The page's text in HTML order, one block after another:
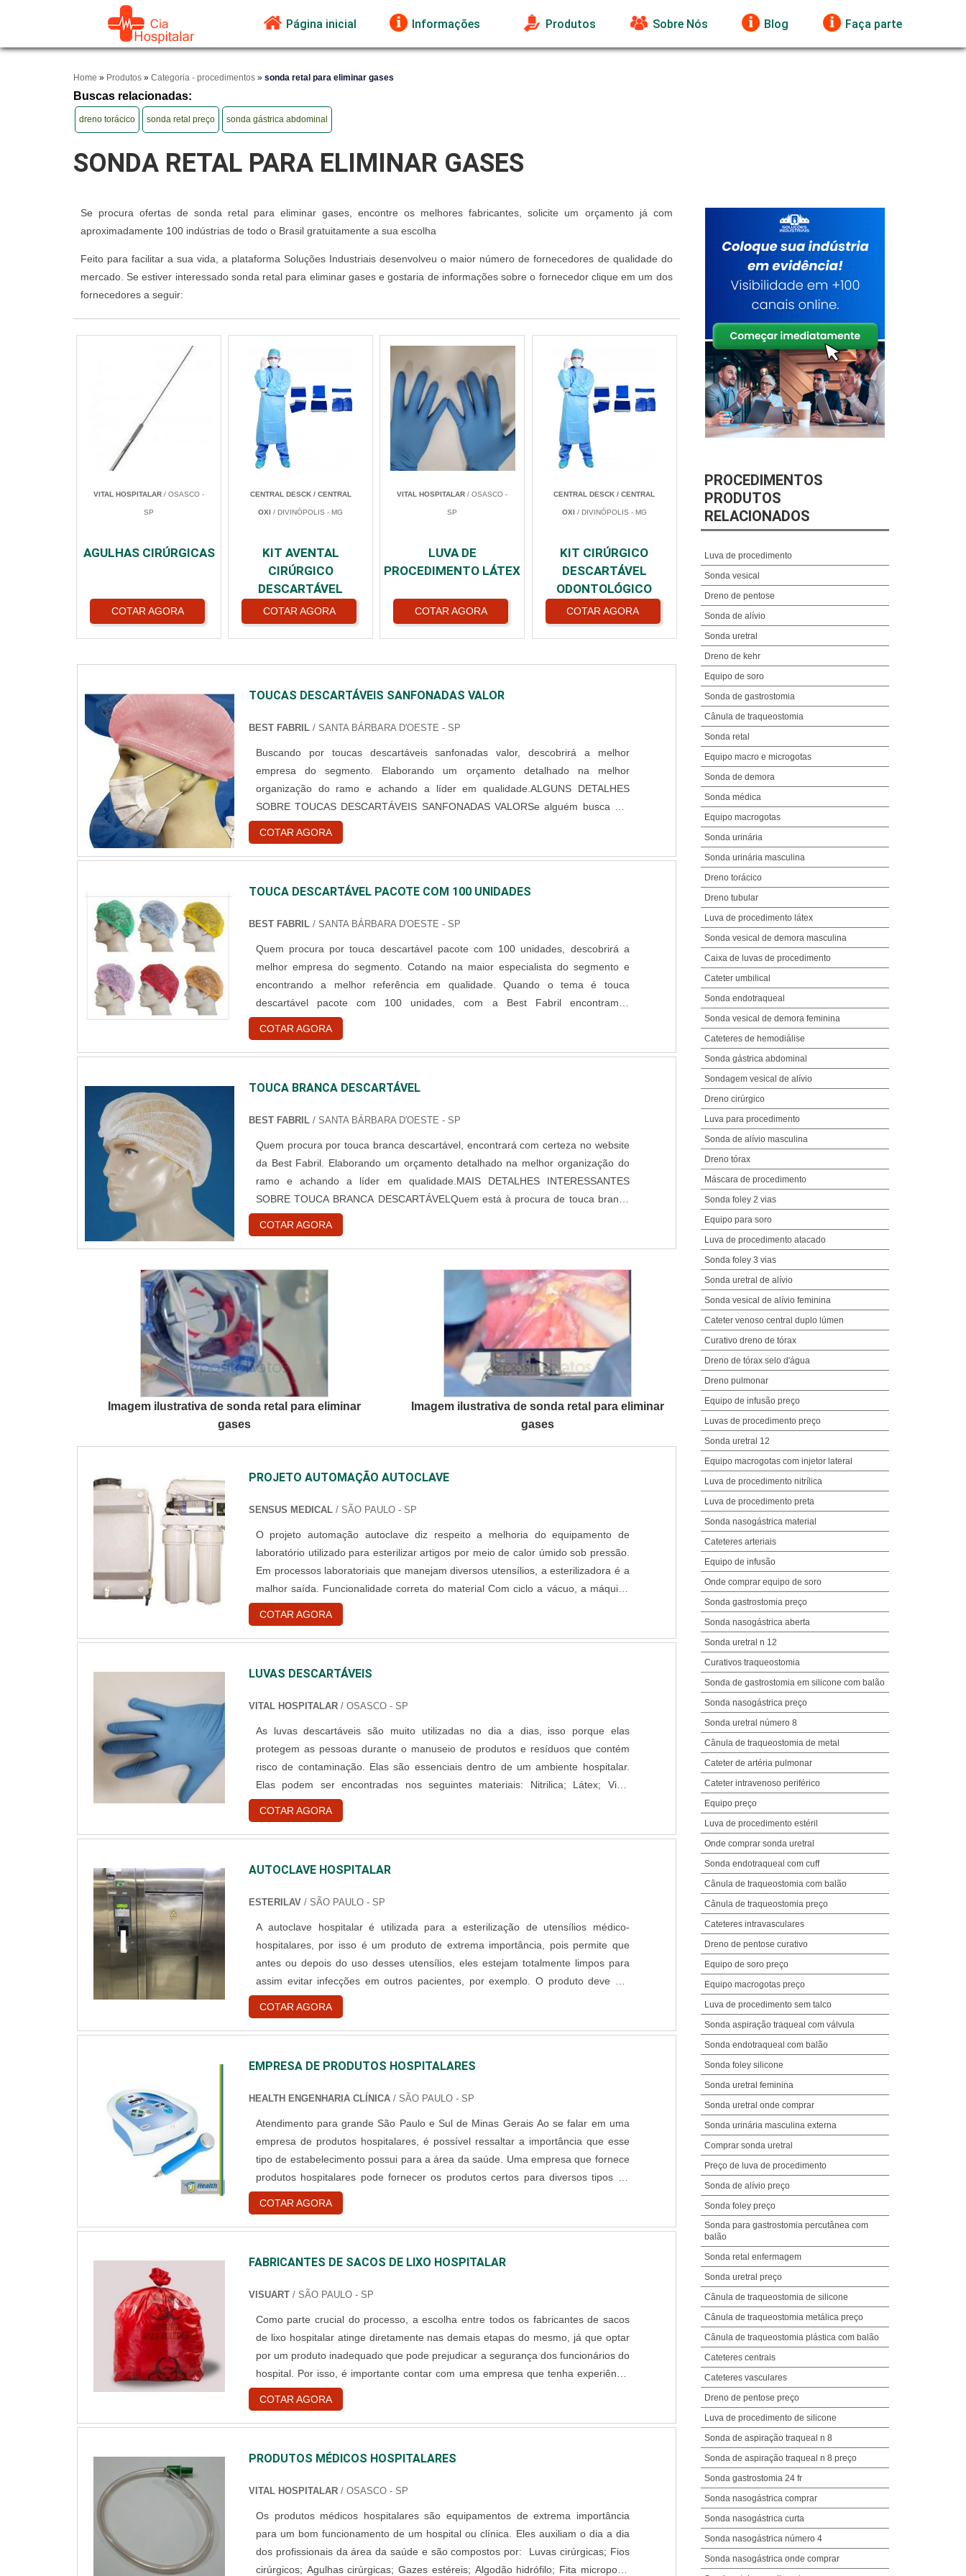
Página inicial Informações Produtos Sobre Nós Blog Faça parte
Home » Produtos » Categoria - procedimentos » sonda retal para eliminar gases
Buscas relacionadas:
dreno torácico sonda retal preço sonda gástrica abdominal
SONDA RETAL PARA ELIMINAR GASES
Se procura ofertas de sonda retal para eliminar gases, encontre os melhores fabricantes, solicite um orçamento já com
aproximadamente 100 indústrias de todo o Brasil gratuitamente a sua escolha
Feito para facilitar a sua vida, a plataforma Soluções Industriais desenvolveu o maior número de fornecedores de qualidade do
mercado. Se estiver interessado sonda retal para eliminar gases e gostaria de informações sobre o fornecedor clique em um dos
fornecedores a seguir:
VITAL HOSPITALAR / OSASCO -
SP
AGULHAS CIRÚRGICAS
COTAR AGORA
CENTRAL DESCK / CENTRAL
OXI/ DIVINÓPOLIS - MG
KIT AVENTAL
CIRÚRGICO
DESCARTÁVEL
COTAR AGORA
VITAL HOSPITALAR / OSASCO -
SP
LUVA DE
PROCEDIMENTO LÁTEX
COTAR AGORA
CENTRAL DESCK / CENTRAL
OXI / DIVINÓPOLIS - MG
KIT CIRÚRGICO
DESCARTÁVEL
ODONTOLÓGICO
COTAR AGORA
TOUCAS DESCARTÁVEIS SANFONADAS VALOR
BEST FABRIL / SANTA BÁRBARA D'OESTE - SP
Buscando por toucas descartáveis sanfonadas valor, descobrirá a melhor
empresa do segmento. Elaborando um orçamento detalhado na melhor
organização do ramo e achando a líder em qualidade.ALGUNS DETALHES
SOBRE TOUCAS DESCARTÁVEIS SANFONADAS VALORSe alguém busca por
toucas descartáveis sanfonadas valor em uma empresa responsável, consegue
encontrar o site da Best Fabril. Com grande know-how focado em capote
hospitalar descartável e campo ...
COTAR AGORA
TOUCA DESCARTÁVEL PACOTE COM 100 UNIDADES
BEST FABRIL / SANTA BÁRBARA D'OESTE - SP
Quem procura por touca descartável pacote com 100 unidades, descobrirá a
melhor empresa do segmento. Cotando na maior especialista do segmento e
encontrando a melhor referência em qualidade. Quando o tema é touca
descartável pacote com 100 unidades, com a Best Fabril encontramos
assertividade com pagamento acessível.DETALHES SOBRE TOUCA
DESCARTÁVEL PACOTE COM 100 UNIDADESA Best Fabril objetiva seus
reforços em criar para cada cliente um...
COTAR AGORA
TOUCA BRANCA DESCARTÁVEL
BEST FABRIL / SANTA BÁRBARA D'OESTE - SP
Quem procura por touca branca descartável, encontrará com certeza no website
da Best Fabril. Elaborando um orçamento detalhado na melhor organização do
ramo e achando a líder em qualidade.MAIS DETALHES INTERESSANTES
SOBRE TOUCA BRANCA DESCARTÁVELQuem está à procura de touca branca
descartável em uma empresa comprometida com seus serviços, consegue
encontrar o site da Best Fabril. É possível encontrar capote hospitalar descartável
e gorr...
COTAR AGORA
Imagem ilustrativa de sonda retal para eliminar
gases
Imagem ilustrativa de sonda retal para eliminar
gases
PROJETO AUTOMAÇÃO AUTOCLAVE
SENSUS MEDICAL/ SÃO PAULO - SP
O projeto automação autoclave diz respeito a melhoria do equipamento de
laboratório utilizado para esterilizar artigos por meio de calor úmido sob pressão.
Em processos laboratoriais que manejam diversos utensílios, a esterilizadora é a
malhor saída. Funcionalidade correta do material Com ciclo a vácuo, a máquina
de autoclave assegura que o vapor de peróxido de hidrogênio cubra tudo que
está sendo esterilizado durante o processo, tornando-o mais ....
COTAR AGORA
LUVAS DESCARTÁVEIS
VITAL HOSPITALAR/ OSASCO - SP
As luvas descartáveis são muito utilizadas no dia a dias, isso porque elas
protegem as pessoas durante o manuseio de produtos e resíduos que contém
risco de contaminação. Elas são essenciais dentro de um ambiente hospitalar.
Elas podem ser encontradas nos seguintes materiais: Nitrilica; Látex; Vinil.
Diferenciação entre as luvas As luvas possuem a o caráter descartável, no
entanto a luva de vinil pode ser utilizada, dependendo da finalidade ao ....
COTAR AGORA
AUTOCLAVE HOSPITALAR
ESTERILAV/ SÃO PAULO - SP
A autoclave hospitalar é utilizada para a esterilização de utensílios médico-
hospitalares, por isso é um produto de extrema importância, pois permite que
antes ou depois do uso desses utensílios, eles estejam totalmente limpos para
assim evitar infecções em outros pacientes, por exemplo. O produto deve ser
instalado de acordo com as recomendações técnicas estabelecidas pelas
organizações que fabricam esses produtos, um detalhe muito importante, j....
COTAR AGORA
EMPRESA DE PRODUTOS HOSPITALARES
HEALTH ENGENHARIA CLÍNICA/ SÃO PAULO - SP
Atendimento para grande São Paulo e Sul de Minas Gerais Ao se falar em uma
empresa de produtos hospitalares, é possível ressaltar a importância que esse
tipo de estabelecimento possui para a área da saúde. Uma empresa que fornece
produtos hospitalares pode fornecer os produtos certos para diversos tipos de
estabelecimentos da área da saúde, por exemplo, laboratórios médicos, clínicas
hospitalares, entre outros. Principais aparelhos da empresa O ....
COTAR AGORA
FABRICANTES DE SACOS DE LIXO HOSPITALAR
VISUART/ SÃO PAULO - SP
Como parte crucial do processo, a escolha entre todos os fabricantes de sacos
de lixo hospitalar atinge diretamente nas demais etapas do mesmo, já que optar
por um produto inadequado que pode prejudicar a segurança dos funcionários do
hospital. Por isso, é importante contar com uma empresa que tenha experiência
de mercado e que haja de acordo com as regras exigidas. Diferenciais de um
bom serviço Ao escolher fabricantes de sacos é fundamental es....
COTAR AGORA
PRODUTOS MÉDICOS HOSPITALARES
VITAL HOSPITALAR/ OSASCO - SP
Os produtos médicos hospitalares são equipamentos de extrema importância
para um bom funcionamento de um hospital ou clínica. Eles auxiliam o dia a dia
dos profissionais da área da saúde e são compostos por: Luvas cirúrgicas; Fios
cirúrgicos; Agulhas cirúrgicas; Gazes estéreis; Algodão hidrófilo; Fita micropore;
PROCEDIMENTOS
PRODUTOS
RELACIONADOS
Luva de procedimento
Sonda vesical
Dreno de pentose
Sonda de alívio
Sonda uretral
Dreno de kehr
Equipo de soro
Sonda de gastrostomia
Cânula de traqueostomia
Sonda retal
Equipo macro e microgotas
Sonda de demora
Sonda médica
Equipo macrogotas
Sonda urinária
Sonda urinária masculina
Dreno torácico
Dreno tubular
Luva de procedimento látex
Sonda vesical de demora masculina
Caixa de luvas de procedimento
Cateter umbilical
Sonda endotraqueal
Sonda vesical de demora feminina
Cateteres de hemodiálise
Sonda gástrica abdominal
Sondagem vesical de alívio
Dreno cirúrgico
Luva para procedimento
Sonda de alívio masculina
Dreno tórax
Máscara de procedimento
Sonda foley 2 vias
Equipo para soro
Luva de procedimento atacado
Sonda foley 3 vias
Sonda uretral de alívio
Sonda vesical de alívio feminina
Cateter venoso central duplo lúmen
Curativo dreno de tórax
Dreno de tórax selo d'água
Dreno pulmonar
Equipo de infusão preço
Luvas de procedimento preço
Sonda uretral 12
Equipo macrogotas com injetor lateral
Luva de procedimento nitrílica
Luva de procedimento preta
Sonda nasogástrica material
Cateteres arteriais
Equipo de infusão
Onde comprar equipo de soro
Sonda gastrostomia preço
Sonda nasogástrica aberta
Sonda uretral n 12
Curativos traqueostomia
Sonda de gastrostomia em silicone com balão
Sonda nasogástrica preço
Sonda uretral número 8
Cânula de traqueostomia de metal
Cateter de artéria pulmonar
Cateter intravenoso periférico
Equipo preço
Luva de procedimento estéril
Onde comprar sonda uretral
Sonda endotraqueal com cuff
Cânula de traqueostomia com balão
Cânula de traqueostomia preço
Cateteres intravasculares
Dreno de pentose curativo
Equipo de soro preço
Equipo macrogotas preço
Luva de procedimento sem talco
Sonda aspiração traqueal com válvula
Sonda endotraqueal com balão
Sonda foley silicone
Sonda uretral feminina
Sonda uretral onde comprar
Sonda urinária masculina externa
Comprar sonda uretral
Preço de luva de procedimento
Sonda de alívio preço
Sonda foley preço
Sonda para gastrostomia percutânea com
balão
Sonda retal enfermagem
Sonda uretral preço
Cânula de traqueostomia de silicone
Cânula de traqueostomia metálica preço
Cânula de traqueostomia plástica com balão
Cateteres centrais
Cateteres vasculares
Dreno de pentose preço
Luva de procedimento de silicone
Sonda de aspiração traqueal n 8
Sonda de aspiração traqueal n 8 preço
Sonda gastrostomia 24 fr
Sonda nasogástrica comprar
Sonda nasogástrica curta
Sonda nasogástrica número 4
Sonda nasogástrica onde comprar